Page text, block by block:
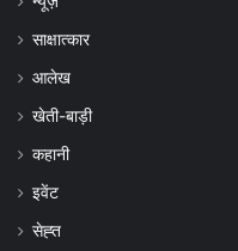
साक्षात्कार
आलेख
खेती-बाड़ी
कहानी
इवेंट
सेह्त